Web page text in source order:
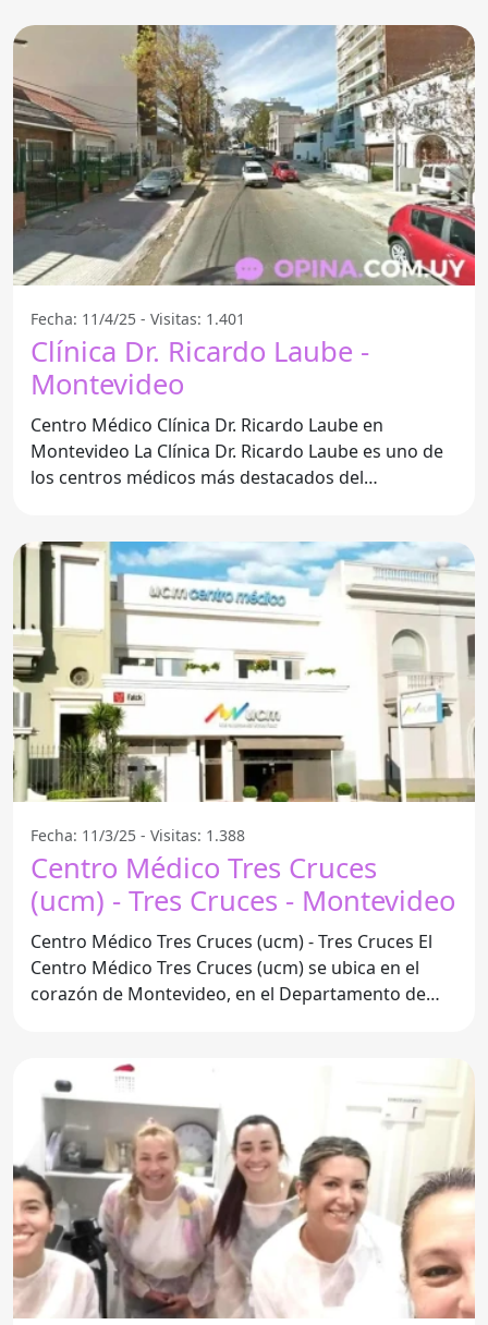
Fecha: 11/4/25 - Visitas: 1.401
Clínica Dr. Ricardo Laube -
Montevideo
Centro Médico Clínica Dr. Ricardo Laube en
Montevideo La Clínica Dr. Ricardo Laube es uno de
los centros médicos más destacados del
Fecha: 11/3/25 - Visitas: 1.388
Centro Médico Tres Cruces
(ucm) - Tres Cruces - Montevideo
Centro Médico Tres Cruces (ucm) - Tres Cruces El
Centro Médico Tres Cruces (ucm) se ubica en el
corazón de Montevideo, en el Departamento de